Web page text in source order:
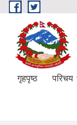
Skip to main content
गृहपृष्ठ परिचय